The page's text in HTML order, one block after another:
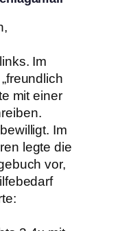
Im
mit einer
Im
legte die
vor,